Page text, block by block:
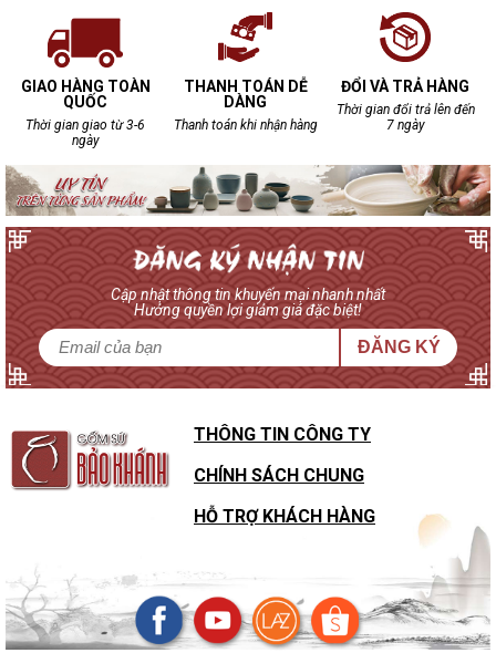
GIAO HÀNG TOÀN
QUỐC
Thời gian giao từ 3-6
ngày
THANH TOÁN DỄ
DÀNG
Thanh toán khi nhận hàng
ĐỔI VÀ TRẢ HÀNG
Thời gian đổi trả lên đến
7 ngày
Cập nhật thông tin khuyến mại nhanh nhất
Hưởng quyền lợi giảm giá đặc biệt!
ĐĂNG KÝ
THÔNG TIN CÔNG TY
CHÍNH SÁCH CHUNG
HỖ TRỢ KHÁCH HÀNG